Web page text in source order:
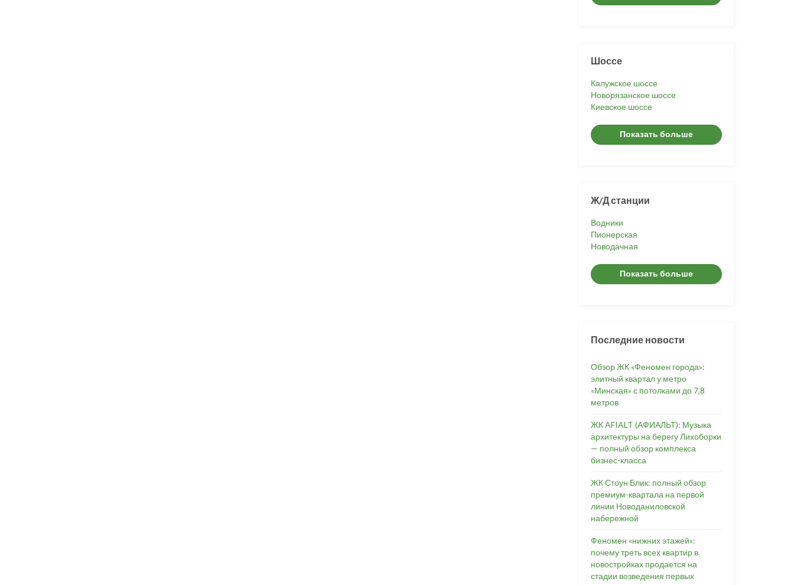
Шоссе
Калужское шоссе
Новорязанское шоссе
Киевское шоссе
Показать больше
Ж/Д станции
Водники
Пионерская
Новодачная
Показать больше
Последние новости
Обзор ЖК «Феномен города»:
элитный квартал у метро
«Минская» с потолками до 7,8
метров
ЖК AFIALT (АФИАЛЬТ): Музыка
архитектуры на берегу Лихоборки
— полный обзор комплекса
бизнес-класса
ЖК Стоун Блик: полный обзор
премиум-квартала на первой
линии Новоданиловской
набережной
Феномен «нижних этажей»:
почему треть всех квартир в
новостройках продается на
стадии возведения первых